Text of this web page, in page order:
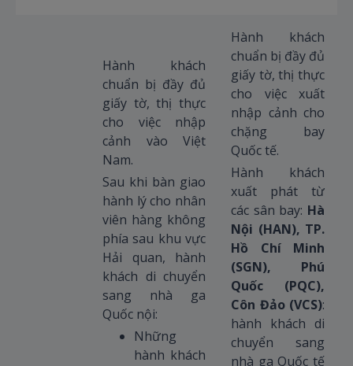
Hành khách
chuẩn bị đầy đủ
giấy tờ, thị thực
cho việc nhập
cảnh vào Việt
Nam.
Sau khi bàn giao
hành lý cho nhân
viên hàng không
phía sau khu vực
Hải quan, hành
khách di chuyển
sang nhà ga
Quốc nội:
Những
hành khách
Hành khách
chuẩn bị đầy đủ
giấy tờ, thị thực
cho việc xuất
nhập cảnh cho
chặng bay
Quốc tế.
Hành khách
xuất phát từ
các sân bay: Hà
Nội (HAN), TP.
Hồ Chí Minh
(SGN), Phú
Quốc (PQC),
Côn Đảo (VCS):
hành khách di
chuyển sang
nhà ga Quốc tế